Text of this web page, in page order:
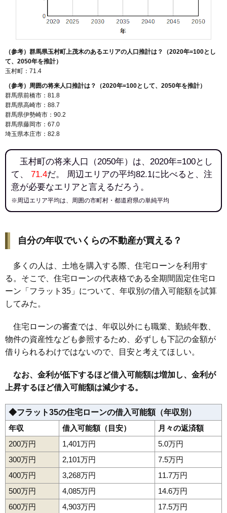
（参考）群馬県玉村町上茂木のあるエリアの人口推計は？（2020年=100とし
て、2050年を推計）
玉村町：71.4
（参考）周囲の将来人口推計は？（2020年=100として、2050年を推計）
群馬県前橋市：81.8
群馬県高崎市：88.7
群馬県伊勢崎市：90.2
群馬県藤岡市：67.0
埼玉県本庄市：82.8
玉村町の将来人口（2050年）は、2020年=100とし
て、 71.4だ。 周辺エリアの平均82.1に比べると、注
意が必要なエリアと言えるだろう。
※周辺エリア平均は、周囲の市町村・都道府県の単純平均
自分の年収でいくらの不動産が買える？
多くの人は、土地を購入する際、住宅ローンを利用す
る。そこで、住宅ローンの代表格である全期間固定住宅ロ
ーン「フラット35」について、年収別の借入可能額を試算
してみた。
住宅ローンの審査では、年収以外にも職業、勤続年数、
物件の資産性なども参照するため、必ずしも下記の金額が
借りられるわけではないので、目安と考えてほしい。
なお、金利が低下するほど借入可能額は増加し、金利が
上昇するほど借入可能額は減少する。
◆フラット35の住宅ローンの借入可能額（年収別）
年収
借入可能額（目安）
月々の返済額
200万円
1,401万円
5.0万円
300万円
2,101万円
7.5万円
400万円
3,268万円
11.7万円
500万円
4,085万円
14.6万円
600万円
4,903万円
17.5万円